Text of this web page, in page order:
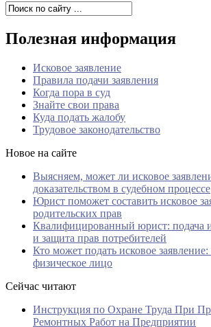
Полезная информация
Исковое заявление
Правила подачи заявления
Когда пора в суд
Знайте свои права
Куда подать жалобу
Трудовое законодательство
Новое на сайте
Выясняем, может ли исковое
доказательством в судебном процессе
Юрист поможет составить исковое
родительских прав
Квалифицированный юрист: подача
и защита прав потребителей
Кто может подать исковое
физическое лицо
Сейчас читают
Инструкция по Охране Труда При
Ремонтных Работ на Предприятии